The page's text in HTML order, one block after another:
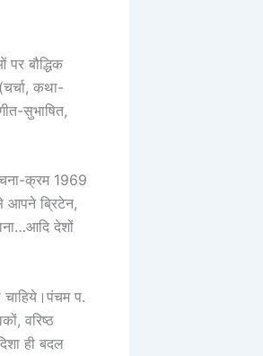
बौद्धिक
कथा-
सुभाषित,
क्रम 1969
आपने ब्रिटेन,
देशों
प.
वरिष्ठ
ही बदल